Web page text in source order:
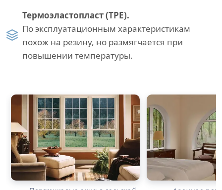
Термоэластопласт (TPE).
По эксплуатационным характеристикам
похож на резину, но размягчается при
повышении температуры.